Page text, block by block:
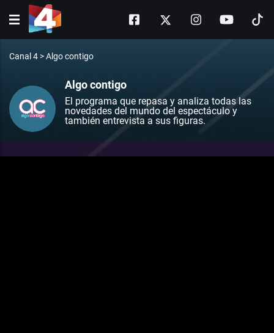
Canal 4 >Algo contigo
Algo contigo
El programa que repasa y analiza todas las
novedades del mundo del espectáculo y
también entrevista a sus figuras.